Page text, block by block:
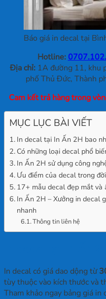
Báo giá in decal tại
Hotline:
Địa chỉ:1A đường 11, khu
phố Thủ Đức, Thành
Cam kết trả hàng trong
MỤC LỤC BÀI VIẾT
In decal tại In Ấn 2H bao
Có những loại decal phổ
In Ấn 2H sử dụng công
Ưu điểm của decal trong
17+ mẫu decal đẹp mắt và
In Ấn 2H – Xưởng in decal
nhanh
Thông tin liên hệ
In decal có giá dao dộng từ
tùy thuộc vào kích thước và
Tham khảo ngay bảng giá in